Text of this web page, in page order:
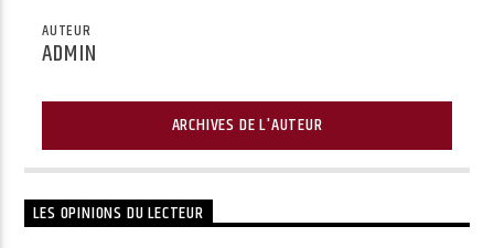
AUTEUR
ADMIN
ARCHIVES DE L'AUTEUR
LES OPINIONS DU LECTEUR